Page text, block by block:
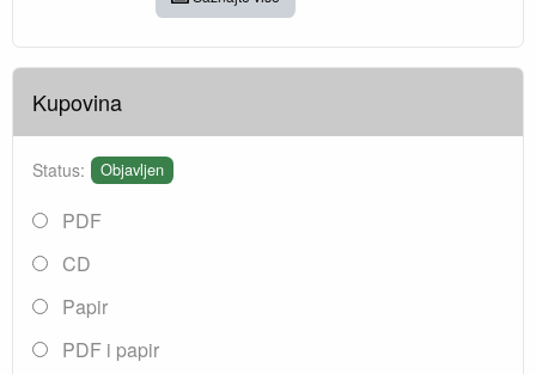
Kupovina
Status: Objavljen
PDF
CD
Papir
PDF i papir